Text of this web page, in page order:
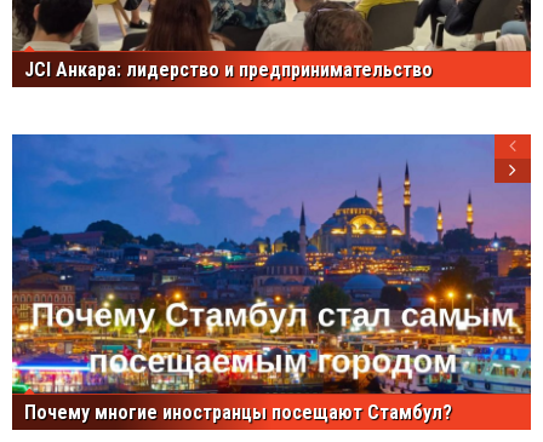
JCI Анкара: лидерство и предпринимательство
Почему многие иностранцы посещают Стамбул?